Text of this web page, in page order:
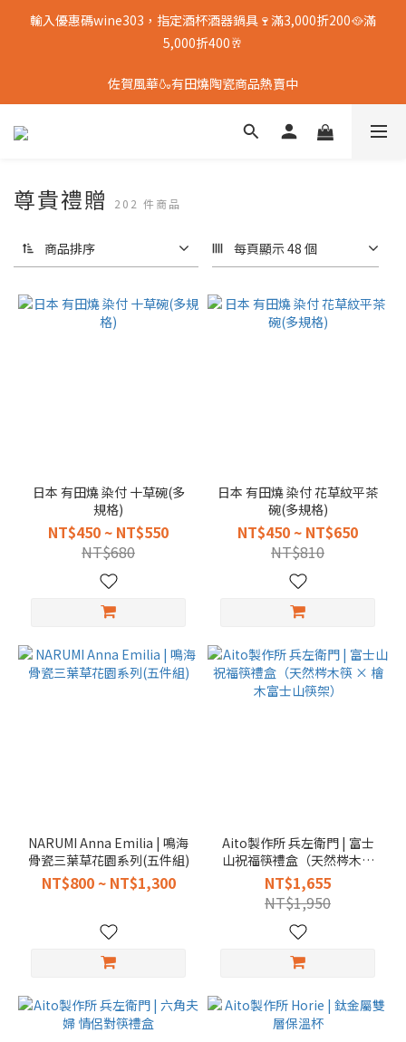
輸入優惠碼wine303，指定酒杯酒器鍋具🍷滿3,000折200🥘滿
5,000折400🥂
佐賀風華🍶有田燒陶瓷商品熱賣中
尊貴禮贈 202 件商品
商品排序 每頁顯示 48 個
日本 有田燒 染付 十草碗(多
規格)
NT$450 ~ NT$550
NT$680
日本 有田燒 染付 花草紋平茶
碗(多規格)
NT$450 ~ NT$650
NT$810
NARUMI Anna Emilia | 鳴海
骨瓷三葉草花園系列(五件組)
NT$800 ~ NT$1,300
Aito製作所 兵左衛門 | 富士
山祝福筷禮盒（天然梣木筷
× 檜木富士山筷架）
NT$1,655
NT$1,950